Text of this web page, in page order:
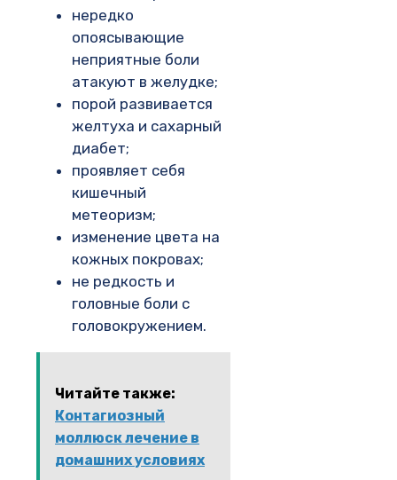
нередко
опоясывающие
неприятные боли
атакуют в желудке;
порой развивается
желтуха и сахарный
диабет;
проявляет себя
кишечный
метеоризм;
изменение цвета на
кожных покровах;
не редкость и
головные боли с
головокружением.
Читайте также:
Контагиозный
моллюск лечение в
домашних условиях